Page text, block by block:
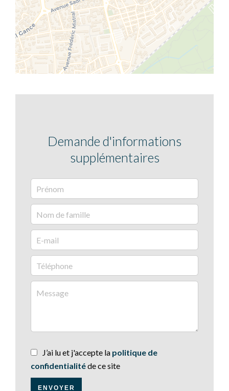
Demande d'informations
supplémentaires
J’ai lu et j'accepte la politique de
confidentialitéde ce site
ENVOYER